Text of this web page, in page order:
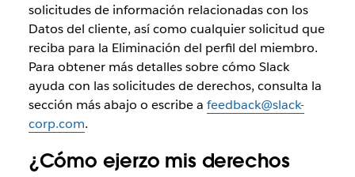
solicitudes de información relacionadas con los
Datos del cliente, así como cualquier solicitud que
reciba para la Eliminación del perfil del miembro.
Para obtener más detalles sobre cómo Slack
ayuda con las solicitudes de derechos, consulta la
sección más abajo o escribe a feedback@slack-
corp.com.
¿Cómo ejerzo mis derechos